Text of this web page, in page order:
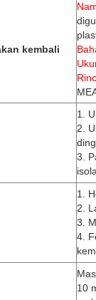
kembali
1.
2.
3.
1.
2.
3.
4.
10